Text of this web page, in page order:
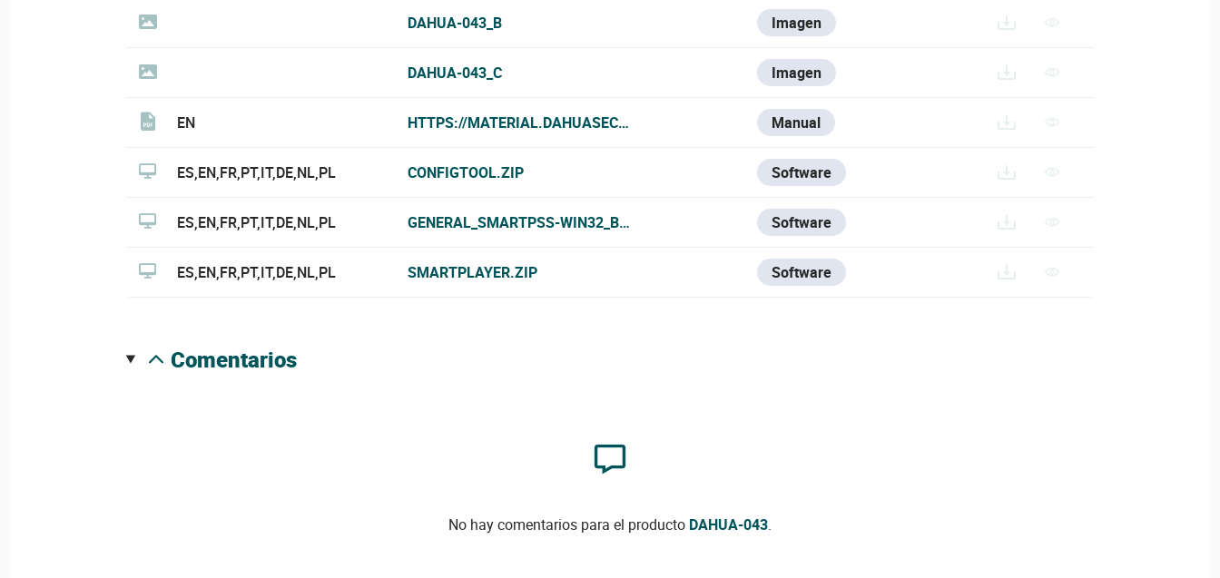
DAHUA-043_B Imagen
DAHUA-043_C Imagen
EN HTTPS://MATERIAL.DAHUASECURITY.COM/UPLOADS/SOFT/20240726/DAHUA-CAMERA-ACCESSORIES-
Manual
ES,EN,FR,PT,IT,DE,NL,PL CONFIGTOOL.ZIP Software
ES,EN,FR,PT,IT,DE,NL,PL GENERAL_SMARTPSS-WIN32_BYDEMES_ENGSPFRPT_V2.002.200714.RAR
Software
ES,EN,FR,PT,IT,DE,NL,PL SMARTPLAYER.ZIP Software
comentarios
No hay comentarios para el producto DAHUA-043.